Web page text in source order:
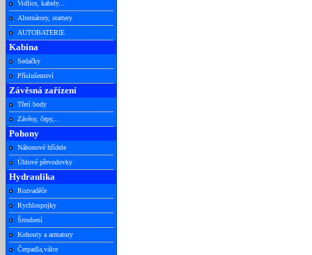
Vidlice, kabely...
Alternátory, startery
AUTOBATERIE
Kabina
Sedačky
Příslušenství
Závěsná zařízení
Třetí body
Závěsy, čepy,..
Pohony
Náhonové hřídele
Úhlové převodovky
Hydraulika
Rozvaděče
Rychlospojky
Šroubení
Kohouty a armatury
Čerpadla,válce